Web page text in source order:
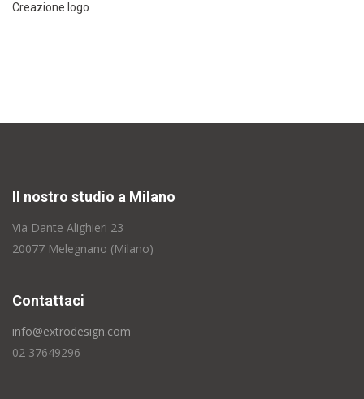
Creazione logo
Il nostro studio a Milano
Via Dante Alighieri 23
20077 Melegnano (Milano)
Contattaci
info@extrodesign.com
02 37649296